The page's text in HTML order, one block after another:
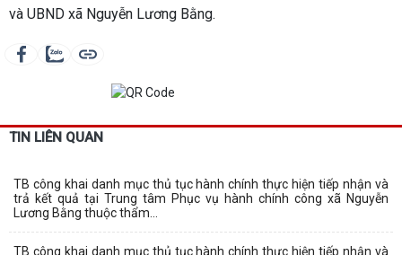
và UBND xã Nguyễn Lương Bằng.
TIN LIÊN QUAN
TB công khai danh mục thủ tục hành chính thực hiện tiếp nhận và
trả kết quả tại Trung tâm Phục vụ hành chính công xã Nguyễn
Lương Bằng thuộc thẩm...
TB công khai danh mục thủ tục hành chính thực hiện tiếp nhận và